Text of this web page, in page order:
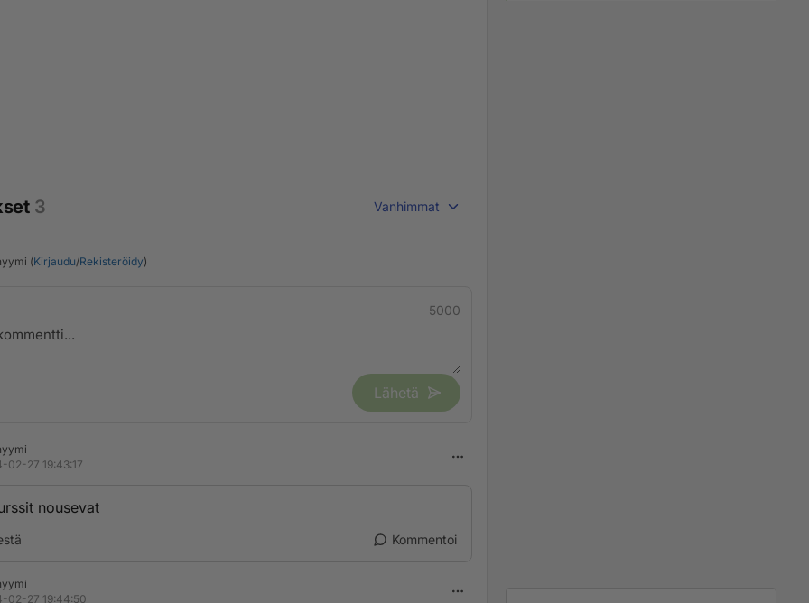
3 Vanhimmat
(Kirjaudu/Rekisteröidy)
5000
Lähetä
02-27 19:43:17
nousevat
Kommentoi
02-27 19:44:50